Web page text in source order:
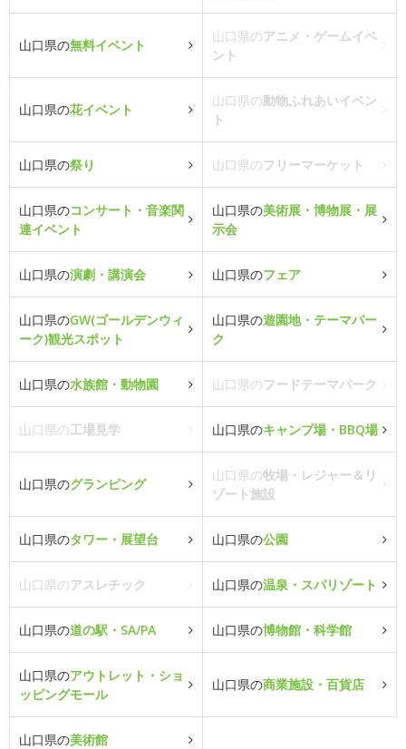
山口県の無料イベント
山口県のアニメ・ゲームイベ
ント
山口県の花イベント
山口県の動物ふれあいイベン
ト
山口県の祭り 山口県のフリーマーケット
山口県のコンサート・音楽関
連イベント
山口県の美術展・博物展・展
示会
山口県の演劇・講演会 山口県のフェア
山口県のGW(ゴールデンウィ
ーク)観光スポット
山口県の遊園地・テーマパー
ク
山口県の水族館・動物園 山口県のフードテーマパーク
山口県の工場見学 山口県のキャンプ場・BBQ場
山口県のグランピング
山口県の牧場・レジャー＆リ
ゾート施設
山口県のタワー・展望台 山口県の公園
山口県のアスレチック 山口県の温泉・スパリゾート
山口県の道の駅・SA/PA 山口県の博物館・科学館
山口県のアウトレット・ショ
ッピングモール
山口県の商業施設・百貨店
山口県の美術館